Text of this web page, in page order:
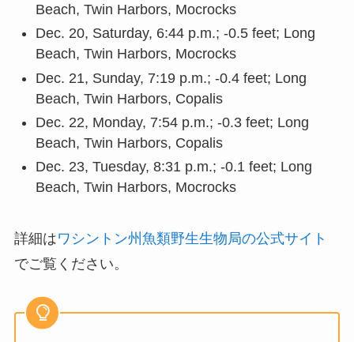
Beach, Twin Harbors, Mocrocks
Dec. 20, Saturday, 6:44 p.m.; -0.5 feet; Long
Beach, Twin Harbors, Mocrocks
Dec. 21, Sunday, 7:19 p.m.; -0.4 feet; Long
Beach, Twin Harbors, Copalis
Dec. 22, Monday, 7:54 p.m.; -0.3 feet; Long
Beach, Twin Harbors, Copalis
Dec. 23, Tuesday, 8:31 p.m.; -0.1 feet; Long
Beach, Twin Harbors, Mocrocks
詳細はワシントン州魚類野生生物局の公式サイト
でご覧ください。